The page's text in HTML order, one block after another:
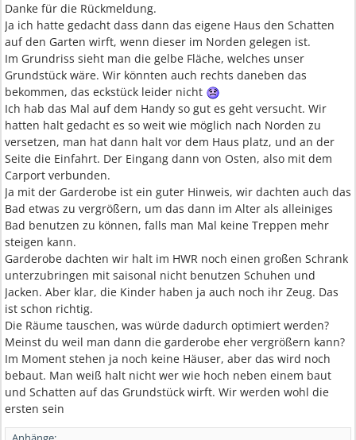
Danke für die Rückmeldung.
Ja ich hatte gedacht dass dann das eigene Haus den Schatten
auf den Garten wirft, wenn dieser im Norden gelegen ist.
Im Grundriss sieht man die gelbe Fläche, welches unser
Grundstück wäre. Wir könnten auch rechts daneben das
bekommen, das eckstück leider nicht
Ich hab das Mal auf dem Handy so gut es geht versucht. Wir
hatten halt gedacht es so weit wie möglich nach Norden zu
versetzen, man hat dann halt vor dem Haus platz, und an der
Seite die Einfahrt. Der Eingang dann von Osten, also mit dem
Carport verbunden.
Ja mit der Garderobe ist ein guter Hinweis, wir dachten auch das
Bad etwas zu vergrößern, um das dann im Alter als alleiniges
Bad benutzen zu können, falls man Mal keine Treppen mehr
steigen kann.
Garderobe dachten wir halt im HWR noch einen großen Schrank
unterzubringen mit saisonal nicht benutzen Schuhen und
Jacken. Aber klar, die Kinder haben ja auch noch ihr Zeug. Das
ist schon richtig.
Die Räume tauschen, was würde dadurch optimiert werden?
Meinst du weil man dann die garderobe eher vergrößern kann?
Im Moment stehen ja noch keine Häuser, aber das wird noch
bebaut. Man weiß halt nicht wer wie hoch neben einem baut
und Schatten auf das Grundstück wirft. Wir werden wohl die
ersten sein